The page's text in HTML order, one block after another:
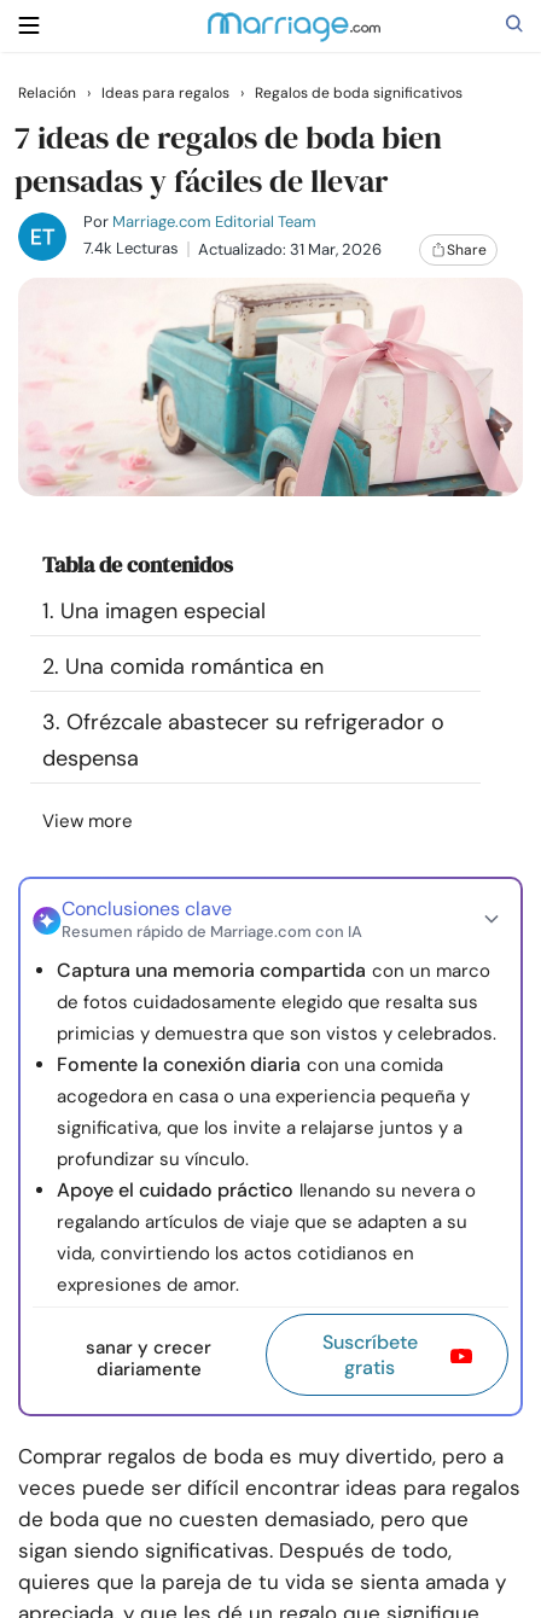
Buscar
Casarse
Familia
Ayuda
Cursos
Recursos
Comunidad
Idioma
nosotros
© Copyright 2026. Todos los derechos reservados.
Relación › Ideas para regalos › Regalos de boda significativos
7 ideas de regalos de boda bien
pensadas y fáciles de llevar
Por Marriage.com Editorial Team
7.4k Lecturas
Actualizado: 31 Mar, 2026 Share
Tabla de contenidos
1. Una imagen especial
2. Una comida romántica en
3. Ofrézcale abastecer su refrigerador o
despensa
View more
Conclusiones clave
Resumen rápido de Marriage.com con IA
Captura una memoria compartida con un marco
de fotos cuidadosamente elegido que resalta sus
primicias y demuestra que son vistos y celebrados.
Fomente la conexión diaria con una comida
acogedora en casa o una experiencia pequeña y
significativa, que los invite a relajarse juntos y a
profundizar su vínculo.
Apoye el cuidado práctico llenando su nevera o
regalando artículos de viaje que se adapten a su
vida, convirtiendo los actos cotidianos en
expresiones de amor.
sanar y crecer
diariamente
Suscríbete
gratis
Comprar regalos de boda es muy divertido, pero a
veces puede ser difícil encontrar ideas para regalos
de boda que no cuesten demasiado, pero que
sigan siendo significativas. Después de todo,
quieres que la pareja de tu vida se sienta amada y